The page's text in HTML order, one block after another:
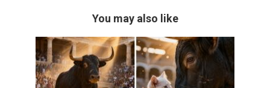
You may also like